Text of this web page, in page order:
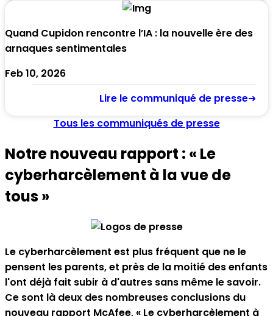
Quand Cupidon rencontre l’IA : la nouvelle ère des
arnaques sentimentales
Feb 10, 2026
Lire le communiqué de presse➜
Tous les communiqués de presse
Notre nouveau rapport : « Le
cyberharcèlement à la vue de
tous »
Le cyberharcèlement est plus fréquent que ne le
pensent les parents, et près de la moitié des enfants
l'ont déjà fait subir à d'autres sans même le savoir.
Ce sont là deux des nombreuses conclusions du
nouveau rapport McAfee, « Le cyberharcèlement à